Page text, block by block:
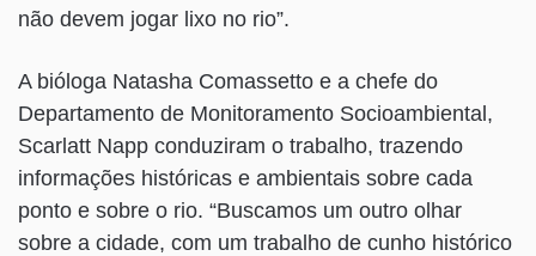
não devem jogar lixo no rio”.
A bióloga Natasha Comassetto e a chefe do
Departamento de Monitoramento Socioambiental,
Scarlatt Napp conduziram o trabalho, trazendo
informações históricas e ambientais sobre cada
ponto e sobre o rio. “Buscamos um outro olhar
sobre a cidade, com um trabalho de cunho histórico